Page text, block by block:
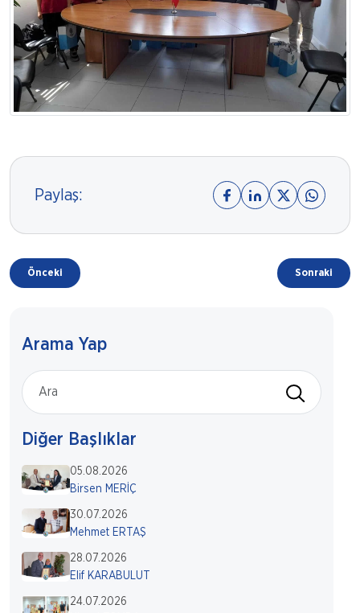
Paylaş:
Önceki Sonraki
Arama Yap
Diğer Başlıklar
05.08.2026
Birsen MERİÇ
30.07.2026
Mehmet ERTAŞ
28.07.2026
Elif KARABULUT
24.07.2026